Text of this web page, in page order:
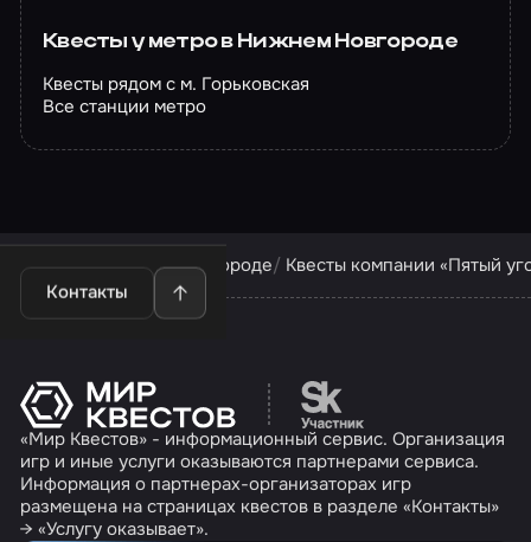
Квесты у метро в Нижнем Новгороде
Квесты рядом с м. Горьковская
Все станции метро
Контакты
Квесты в Нижнем Новгороде Квесты компании «Пятый
Перейти на сайт
«Мир Квестов» - информационный сервис. Организация
игр и иные услуги оказываются партнерами сервиса.
Информация о партнерах-организаторах игр
размещена на страницах квестов в разделе «Контакты»
→ «Услугу оказывает».